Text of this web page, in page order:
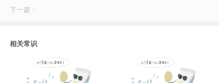
下一篇：
相关常识